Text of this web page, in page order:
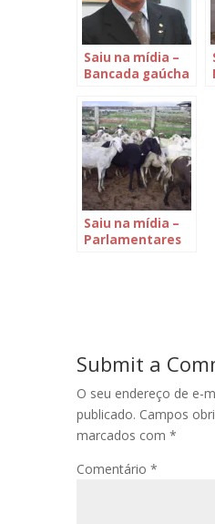
Saiu na mídia –
Bancada gaúcha
tratar da crise
na saúde, da
velocidade nas
rodovias
federais e da
reforma política
Saiu na mídia –
Parlamentares
Submit a
O seu endereço de e-
publicado. Campos
marcados com *
Comentário *